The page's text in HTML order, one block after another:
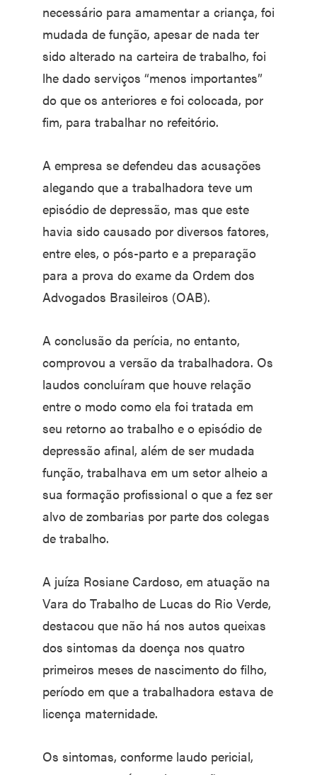
necessário para amamentar a criança, foi
mudada de função, apesar de nada ter
sido alterado na carteira de trabalho, foi
lhe dado serviços “menos importantes”
do que os anteriores e foi colocada, por
fim, para trabalhar no refeitório.
A empresa se defendeu das acusações
alegando que a trabalhadora teve um
episódio de depressão, mas que este
havia sido causado por diversos fatores,
entre eles, o pós-parto e a preparação
para a prova do exame da Ordem dos
Advogados Brasileiros (OAB).
A conclusão da perícia, no entanto,
comprovou a versão da trabalhadora. Os
laudos concluíram que houve relação
entre o modo como ela foi tratada em
seu retorno ao trabalho e o episódio de
depressão afinal, além de ser mudada
função, trabalhava em um setor alheio a
sua formação profissional o que a fez ser
alvo de zombarias por parte dos colegas
de trabalho.
A juíza Rosiane Cardoso, em atuação na
Vara do Trabalho de Lucas do Rio Verde,
destacou que não há nos autos queixas
dos sintomas da doença nos quatro
primeiros meses de nascimento do filho,
período em que a trabalhadora estava de
licença maternidade.
Os sintomas, conforme laudo pericial,